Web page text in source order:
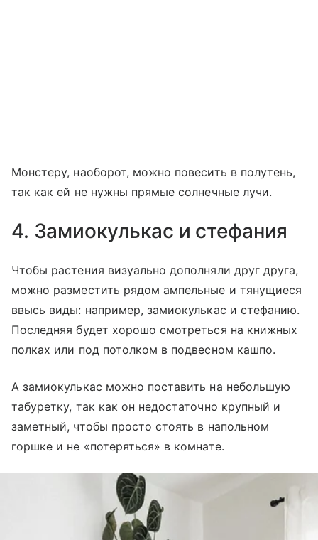
Монстеру, наоборот, можно повесить в полутень,
так как ей не нужны прямые солнечные лучи.
4. Замиокулькас и стефания
Чтобы растения визуально дополняли друг друга,
можно разместить рядом ампельные и тянущиеся
ввысь виды: например, замиокулькас и стефанию.
Последняя будет хорошо смотреться на книжных
полках или под потолком в подвесном кашпо.
А замиокулькас можно поставить на небольшую
табуретку, так как он недостаточно крупный и
заметный, чтобы просто стоять в напольном
горшке и не «потеряться» в комнате.